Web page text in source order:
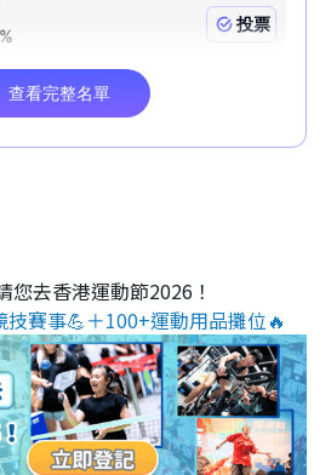
您去香港運動節2026！
賽事💪＋100+運動用品攤位🔥